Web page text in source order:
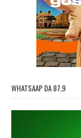
WHATSAAP DA 87,9